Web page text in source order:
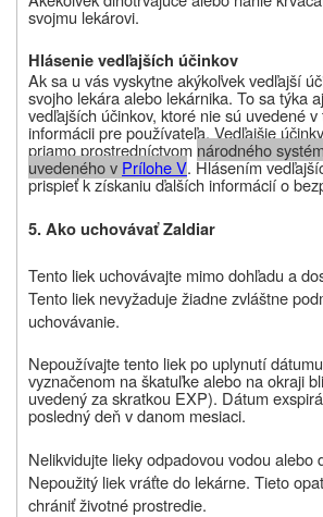
svojmu lekárovi.
Hlásenie vedľajších účinkov
Ak sa u vás vyskytne akýkoľvek vedľajší
svojho lekára alebo lekárnika. To sa týka
vedľajších účinkov, ktoré nie sú uvedené
informácii pre používateľa. Vedľajšie
priamo prostredníctvom národného
uvedeného v Prílohe V. Hlásením
prispieť k získaniu ďalších informácií o
5. Ako uchovávaťZaldiar
Tento liek uchovávajte mimo dohľadu a
Tento liek nevyžaduje žiadne zvláštne
uchovávanie.
Nepoužívajte tento liek po uplynutí
vyznačenom na škatuľke alebo na okraji
uvedený za skratkou EXP). Dátum
posledný deň v danom mesiaci.
Nelikvidujte lieky odpadovou vodou alebo
Nepoužitý liek vráťte do lekárne. Tieto
chrániť životné prostredie.